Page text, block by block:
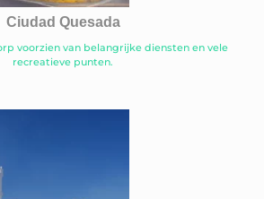
Ciudad Quesada
voorzien van belangrijke diensten en vele
recreatieve punten.